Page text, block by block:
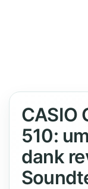
2.699,00 € *
CASIO
510:
dank